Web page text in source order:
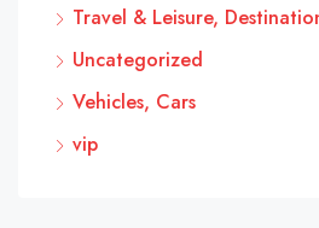
Travel & Leisure,
Uncategorized
Vehicles, Cars
vip